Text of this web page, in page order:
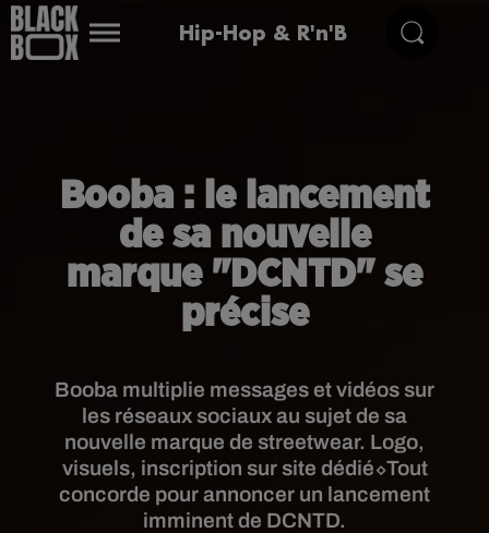
Hip-Hop & R'n'B
Booba : le lancement
de sa nouvelle
marque "DCNTD" se
précise
Booba multiplie messages et vidéos sur
les réseaux sociaux au sujet de sa
nouvelle marque de streetwear. Logo,
visuels, inscription sur site dédié⬦Tout
concorde pour annoncer un lancement
imminent de DCNTD.